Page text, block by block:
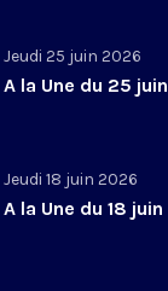
Jeudi 25 juin 2026
A la Une du 25
Jeudi 18 juin 2026
A la Une du 18